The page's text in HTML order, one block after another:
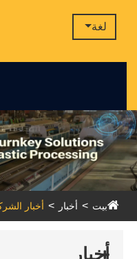
لغة
بيت أخبار أخبار الشركة
أخبار